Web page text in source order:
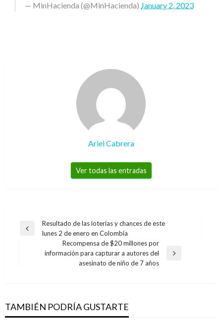
— MinHacienda (@MinHacienda) January 2, 2023
Ariel Cabrera
Ver todas las entradas
Navegación
entradas
Entrada
Resultado de las loterías y chances de este
lunes 2 de enero en Colombia
Entrada
Recompensa de $20 millones por
información para capturar a autores del
asesinato de niño de 7 años
TAMBIÉN PODRÍA GUSTARTE